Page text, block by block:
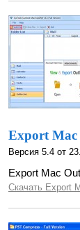
Export
Версия 5.4 от
Export Mac
Скачать Export